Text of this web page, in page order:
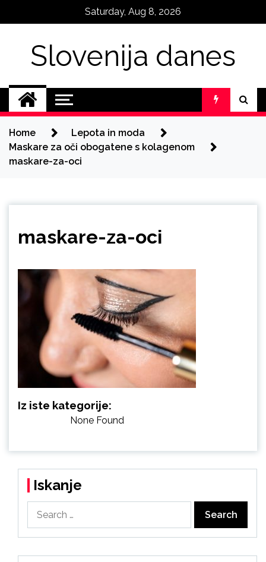
Saturday, Aug 8, 2026
Slovenija danes
Home
Lepota in moda
Maskare za oči obogatene s kolagenom
maskare-za-oci
maskare-za-oci
Iz iste kategorije:
None Found
Iskanje
for: